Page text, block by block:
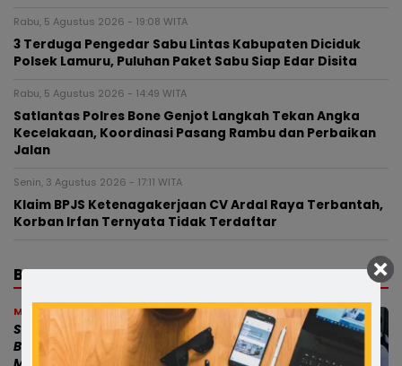
Rabu, 5 Agustus 2026 - 19:08 WITA
3 Terduga Pengedar Sabu Lintas Kabupaten Diciduk
Polsek Lamuru, Puluhan Paket Sabu Siap Edar Disita
Rabu, 5 Agustus 2026 - 14:49 WITA
Satlantas Polres Bone Genjot Langkah Tekan Angka
Kecelakaan, Koordinasi Pasang Rambu dan Perbaikan
Jalan
Senin, 3 Agustus 2026 - 17:11 WITA
Klaim BPJS Ketenagakerjaan CV Ardal Raya Terbantah,
Korban Irfan Ternyata Tidak Terdaftar
BERITA TERBARU
Makassar
Satu Komando! Riswan Rusandy Temui
Bambang Haryadi, Satria Bone Siap